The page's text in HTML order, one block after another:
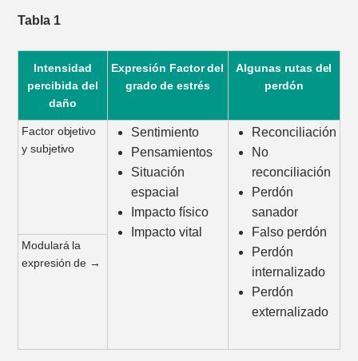
Tabla 1
Intensidad
percibida del
daño
Expresión Factor del
grado de estrés
Algunas rutas del
perdón
Factor objetivo
y subjetivo
Sentimiento
Pensamientos
Situación
espacial
Impacto físico
Impacto vital
Reconciliación
No
reconciliación
Perdón
sanador
Falso perdón
Perdón
internalizado
Perdón
externalizado
Modulará la
expresión de →